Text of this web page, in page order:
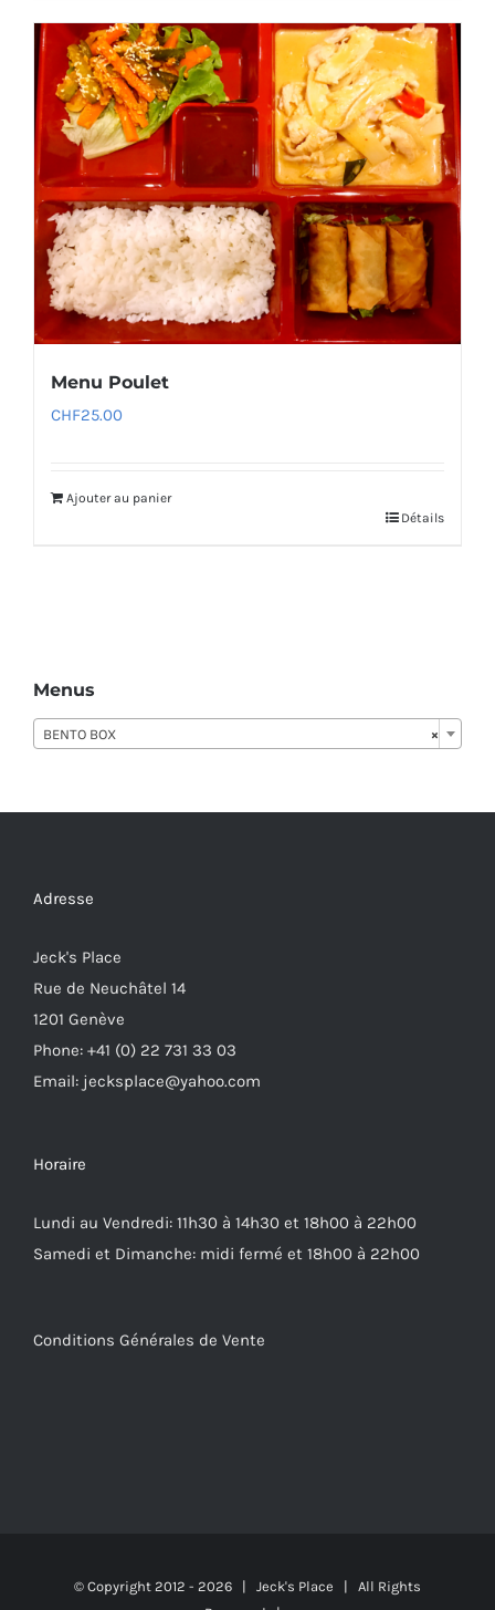
Menu Poulet
CHF25.00
Ajouter au panier
Détails
Menus
×
BENTO BOX
Adresse
Jeck's Place
Rue de Neuchâtel 14
1201 Genève
Phone: +41 (0) 22 731 33 03
Email: jecksplace@yahoo.com
Horaire
Lundi au Vendredi: 11h30 à 14h30 et 18h00 à 22h00
Samedi et Dimanche: midi fermé et 18h00 à 22h00
Conditions Générales de Vente
© Copyright 2012 - 2026 | Jeck's Place | All Rights